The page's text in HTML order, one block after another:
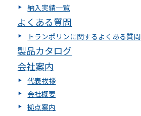
納入実績一覧
よくある質問
トランポリンに関するよくある質問
製品カタログ
会社案内
代表挨拶
会社概要
拠点案内